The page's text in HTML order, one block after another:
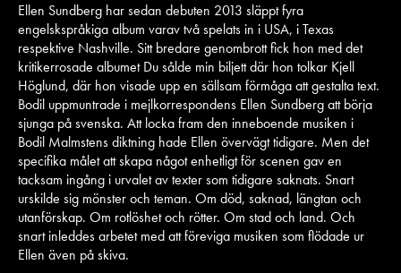
Ellen Sundberg har sedan debuten 2013 släppt fyra
engelskspråkiga album varav två spelats in i USA, i Texas
respektive Nashville. Sitt bredare genombrott fick hon med det
kritikerrosade albumet Du sålde min biljett där hon tolkar Kjell
Höglund, där hon visade upp en sällsam förmåga att gestalta text.
Bodil uppmuntrade i mejlkorrespondens Ellen Sundberg att börja
sjunga på svenska. Att locka fram den inneboende musiken i
Bodil Malmstens diktning hade Ellen övervägt tidigare. Men det
specifika målet att skapa något enhetligt för scenen gav en
tacksam ingång i urvalet av texter som tidigare saknats. Snart
urskilde sig mönster och teman. Om död, saknad, längtan och
utanförskap. Om rotlöshet och rötter. Om stad och land. Och
snart inleddes arbetet med att föreviga musiken som flödade ur
Ellen även på skiva.